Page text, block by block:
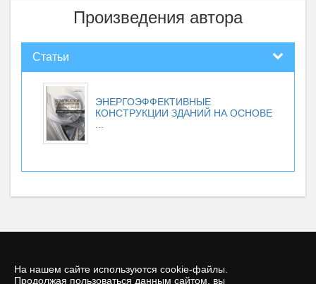
На нашем сайте используются cookie-файлы.
Продолжая пользоваться данным сайтом, вы
Произведения автора
Статьи
ЭНЕРГОЭФФЕКТИВНЫЕ
КОНСТРУКЦИИ ЗДАНИЙ НА ОСНОВЕ